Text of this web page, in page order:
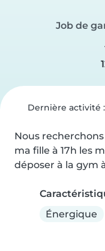
Job de
Dernière activité :
Nous
ma fille à 17h les
déposer à la gym
Énergique